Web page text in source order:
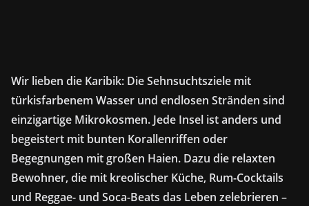
Wir lieben die Karibik: Die Sehnsuchtsziele mit
türkisfarbenem Wasser und endlosen Stränden sind
einzigartige Mikrokosmen. Jede Insel ist anders und
begeistert mit bunten Korallenriffen oder
Begegnungen mit großen Haien. Dazu die relaxten
Bewohner, die mit kreolischer Küche, Rum-Cocktails
und Reggae- und Soca-Beats das Leben zelebrieren –